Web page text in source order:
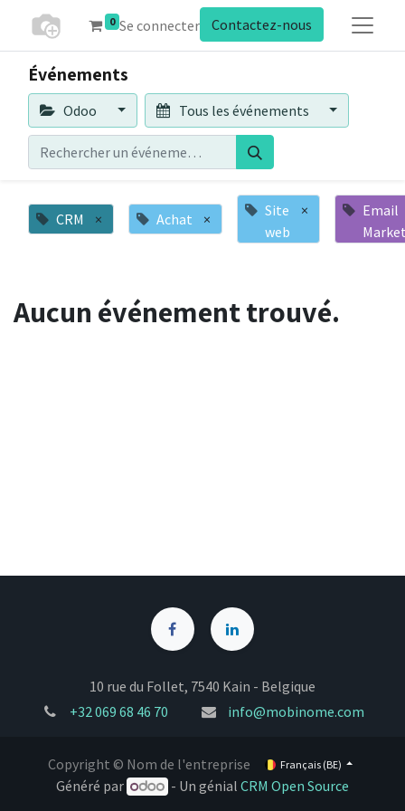
0 Se connecter Contactez-nous
Événements
Odoo Tous les événements
CRM × Achat ×
Site
web
×
Email
Aucun événement trouvé.
10 rue du Follet, 7540 Kain - Belgique
+32 069 68 46 70 info@mobinome.com
Copyright © Nom de l'entreprise Français (BE)
Généré par - Un génialCRM Open Source